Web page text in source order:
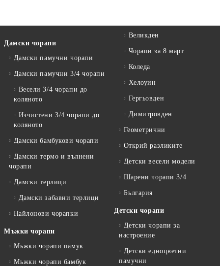
Дамски чорапи
Дамски памучни чорапи
Дамски памучни 3/4 чорапи
Весели 3/4 чорапи до
коляното
Изчистени 3/4 чорапи до
коляното
Дамски бамбукови чорапи
Дамски термо и вълнени
чорапи
Дамски терлици
Дамски забавни терлици
Найлонови чорапки
Мъжки чорапи
Мъжки чорапи памук
Мъжки чорапи бамбук
Великден
Чорапи за 8 март
Коледа
Хелоуин
Гергьовден
Димитровден
Геометрични
Открий разликите
Детски весели модели
Шарени чорапи 3/4
България
Детски чорапи
Детски чорапи за
настроение
Детски едноцветни
памучни